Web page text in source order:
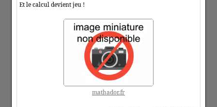
Et le calcul devient jeu !
mathador.fr